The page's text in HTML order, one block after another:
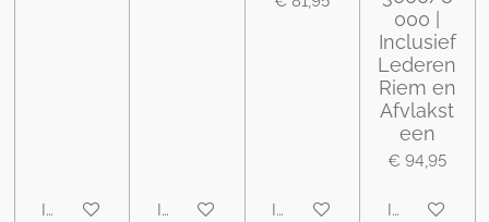
In winkelwagen In winkelwagen In winkelwagen
000 |
Inclusief
Lederen
Riem en
Afvlakst
een
€ 94,95
In